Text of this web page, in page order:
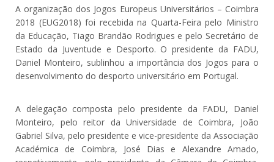
A organização dos Jogos Europeus Universitários – Coimbra
2018 (EUG2018) foi recebida na Quarta-Feira pelo Ministro
da Educação, Tiago Brandão Rodrigues e pelo Secretário de
Estado da Juventude e Desporto. O presidente da FADU,
Daniel Monteiro, sublinhou a importância dos Jogos para o
desenvolvimento do desporto universitário em Portugal.
A delegação composta pelo presidente da FADU, Daniel
Monteiro, pelo reitor da Universidade de Coimbra, João
Gabriel Silva, pelo presidente e vice-presidente da Associação
Académica de Coimbra, José Dias e Alexandre Amado,